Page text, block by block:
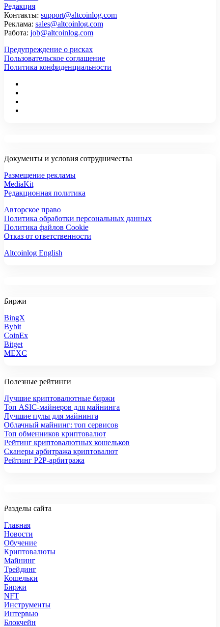
Редакция
Контакты: support@altcoinlog.com
Реклама: sales@altcoinlog.com
Работа: job@altcoinlog.com
Предупреждение о рисках
Пользовательское соглашение
Политика конфиденциальности
Документы и условия сотрудничества
Размещение рекламы
MediaKit
Редакционная политика
Авторское право
Политика обработки персональных данных
Политика файлов Cookie
Отказ от ответственности
Altcoinlog English
Биржи
BingX
Bybit
CoinEx
Bitget
MEXC
Полезные рейтинги
Лучшие криптовалютные биржи
Топ ASIC-майнеров для майнинга
Лучшие пулы для майнинга
Облачный майнинг: топ сервисов
Топ обменников криптовалют
Рейтинг криптовалютных кошельков
Сканеры арбитража криптовалют
Рейтинг P2P-арбитража
Разделы сайта
Главная
Новости
Обучение
Криптовалюты
Майнинг
Трейдинг
Кошельки
Биржи
NFT
Инструменты
Интервью
Блокчейн